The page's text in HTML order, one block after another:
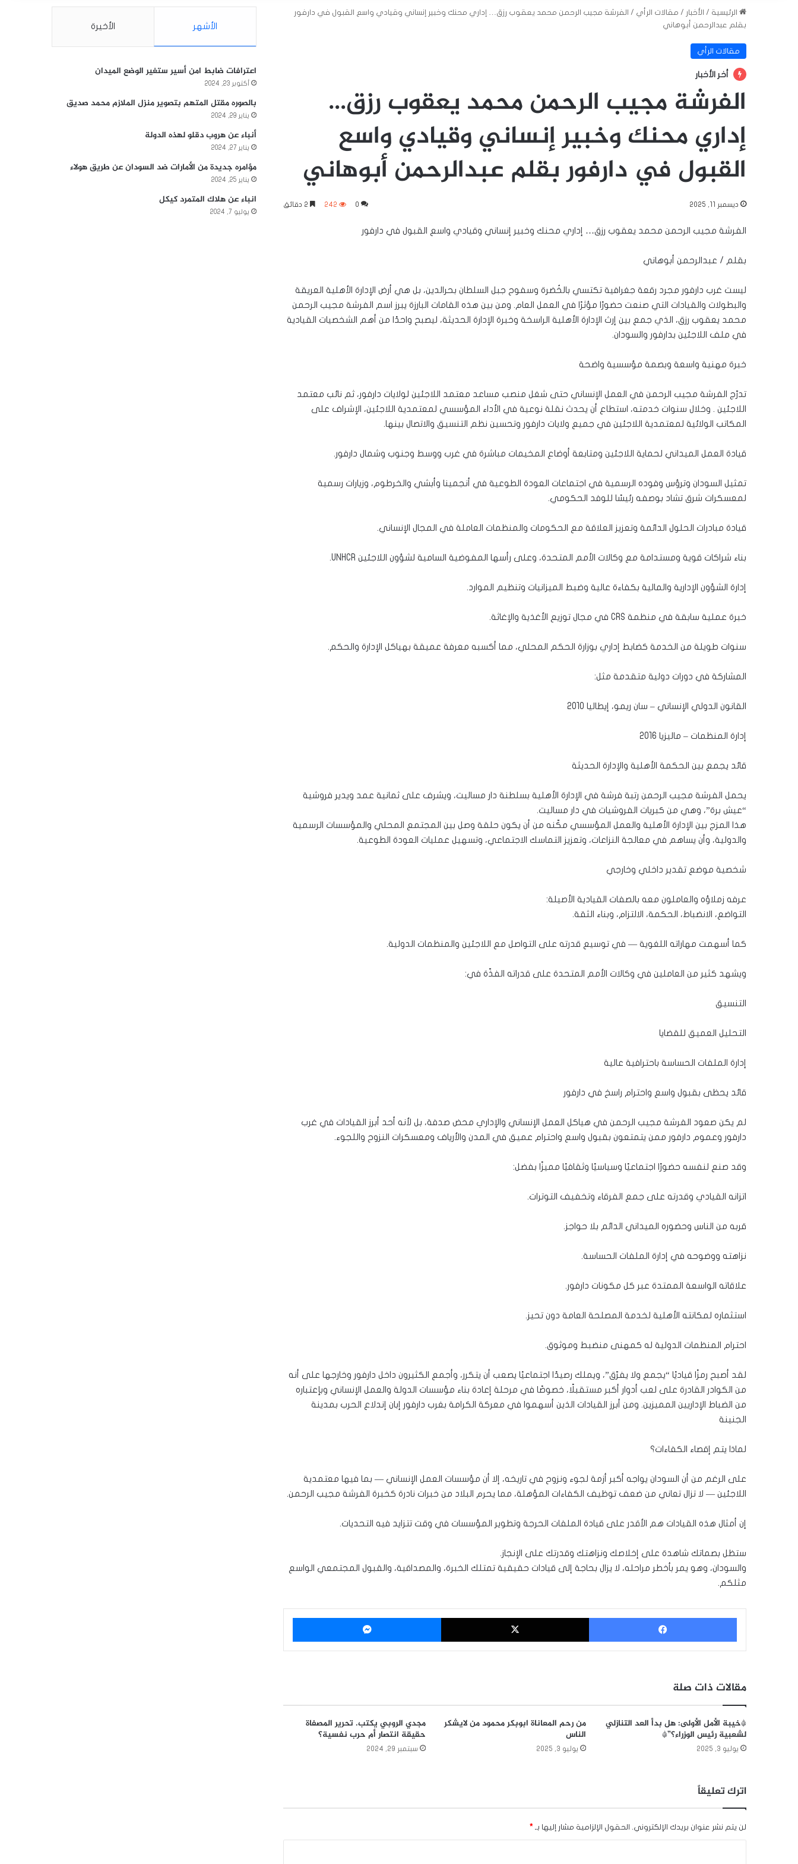
الرئيسية / الأخبار / مقالات الرأي / الفرشة مجيب الرحمن محمد يعقوب رزق… إداري محنك وخبير إنساني وقيادي واسع القبول في دارفور
بقلم عبدالرحمن أبوهاني
مقالات الرأي
أخر الأخبار
الفرشة مجيب الرحمن محمد يعقوب رزق…
إداري محنك وخبير إنساني وقيادي واسع
القبول في دارفور بقلم عبدالرحمن أبوهاني
ديسمبر 11, 2025 0
242
الفرشة مجيب الرحمن محمد يعقوب رزق… إداري محنك وخبير إنساني وقيادي واسع القبول في دارفور
بقلم / عبدالرحمن أبوهاني
ليست غرب دارفور مجرد رقعة جغرافية تكتسي بالخُضرة وسفوح جبل السلطان بحرالدين، بل هي أرض الإدارة الأهلية العريقة
والبطولات والقيادات التي صنعت حضورًا مؤثرًا في العمل العام. ومن بين هذه القامات البارزة يبرز اسم الفرشة مجيب الرحمن
محمد يعقوب رزق، الذي جمع بين إرث الإدارة الأهلية الراسخة وخبرة الإدارة الحديثة، ليصبح واحدًا من أهم الشخصيات القيادية
في ملف اللاجئين بدارفور والسودان.
خبرة مهنية واسعة وبصمة مؤسسية واضحة
تدرّج الفرشة مجيب الرحمن في العمل الإنساني حتى شغل منصب مساعد معتمد اللاجئين لولايات دارفور، ثم نائب معتمد
اللاجئين . وخلال سنوات خدمته، استطاع أن يحدث نقلة نوعية في الأداء المؤسسي لمعتمدية اللاجئين، الإشراف على
المكاتب الولائية لمعتمدية اللاجئين في جميع ولايات دارفور وتحسين نظم التنسيق والاتصال بينها.
قيادة العمل الميداني لحماية اللاجئين ومتابعة أوضاع المخيمات مباشرة في غرب ووسط وجنوب وشمال دارفور.
تمثيل السودان وترؤس وفوده الرسمية في اجتماعات العودة الطوعية في أنجمينا وأبشي والخرطوم، وزيارات رسمية
لمعسكرات شرق تشاد بوصفه رئيسًا للوفد الحكومي.
قيادة مبادرات الحلول الدائمة وتعزيز العلاقة مع الحكومات والمنظمات العاملة في المجال الإنساني.
بناء شراكات قوية ومستدامة مع وكالات الأمم المتحدة، وعلى رأسها المفوضية السامية لشؤون اللاجئين UNHCR.
إدارة الشؤون الإدارية والمالية بكفاءة عالية وضبط الميزانيات وتنظيم الموارد.
خبرة عملية سابقة في منظمة CRS في مجال توزيع الأغذية والإغاثة.
سنوات طويلة من الخدمة كضابط إداري بوزارة الحكم المحلي، مما أكسبه معرفة عميقة بهياكل الإدارة والحكم.
المشاركة في دورات دولية متقدمة مثل:
القانون الدولي الإنساني – سان ريمو، إيطاليا 2010
إدارة المنظمات – ماليزيا 2016
قائد يجمع بين الحكمة الأهلية والإدارة الحديثة
يحمل الفرشة مجيب الرحمن رتبة فرشة في الإدارة الأهلية بسلطنة دار مساليت، ويشرف على ثمانية عمد ويدير فروشية
“عيش برة”، وهي من كبريات الفروشيات في دار مساليت.
هذا المزج بين الإدارة الأهلية والعمل المؤسسي مكّنه من أن يكون حلقة وصل بين المجتمع المحلي والمؤسسات الرسمية
والدولية، وأن يساهم في معالجة النزاعات، وتعزيز التماسك الاجتماعي، وتسهيل عمليات العودة الطوعية.
شخصية موضع تقدير داخلي وخارجي
عرفه زملاؤه والعاملون معه بالصفات القيادية الأصيلة:
التواضع، الانضباط، الحكمة، الالتزام، وبناء الثقة.
كما أسهمت مهاراته اللغوية — في توسيع قدرته على التواصل مع اللاجئين والمنظمات الدولية.
ويشهد كثير من العاملين في وكالات الأمم المتحدة على قدراته الفذّة في:
التنسيق
التحليل العميق للقضايا
إدارة الملفات الحساسة باحترافية عالية
قائد يحظى بقبول واسع واحترام راسخ في دارفور
لم يكن صعود الفرشة مجيب الرحمن في هياكل العمل الإنساني والإداري محض صدفة، بل لأنه أحد أبرز القيادات في غرب
دارفور وعموم دارفور ممن يتمتعون بقبول واسع واحترام عميق في المدن والأرياف ومعسكرات النزوح واللجوء.
وقد صنع لنفسه حضورًا اجتماعيًا وسياسيًا وثقافيًا مميزًا بفضل:
اتزانه القيادي وقدرته على جمع الفرقاء وتخفيف التوترات.
قربه من الناس وحضوره الميداني الدائم بلا حواجز.
نزاهته ووضوحه في إدارة الملفات الحساسة.
علاقاته الواسعة الممتدة عبر كل مكونات دارفور.
استثماره لمكانته الأهلية لخدمة المصلحة العامة دون تحيز.
احترام المنظمات الدولية له كمهنى منضبط وموثوق.
لقد أصبح رمزًا قياديًا “يجمع ولا يفرّق”، ويملك رصيدًا اجتماعيًا يصعب أن يتكرر، وأجمع الكثيرون داخل دارفور وخارجها على أنه
من الكوادر القادرة على لعب أدوار أكبر مستقبلًا، خصوصًا في مرحلة إعادة بناء مؤسسات الدولة والعمل الإنساني وبإعتباره
من الضباط الإداريين المميزين. ومن أبرز القيادات الذين أسهموا في معركة الكرامة بغرب دارفور إبان إندلاع الحرب بمدينة
الجنينة
لماذا يتم إقصاء الكفاءات؟
على الرغم من أن السودان يواجه أكبر أزمة لجوء ونزوح في تاريخه، إلا أن مؤسسات العمل الإنساني — بما فيها معتمدية
اللاجئين — لا تزال تعاني من ضعف توظيف الكفاءات المؤهلة، مما يحرم البلاد من خبرات نادرة كخبرة الفرشة مجيب الرحمن.
إن أمثال هذه القيادات هم الأقدر على قيادة الملفات الحرجة وتطوير المؤسسات في وقت تتزايد فيه التحديات.
ستظل بصماتك شاهدة على إخلاصك ونزاهتك وقدرتك على الإنجاز.
والسودان، وهو يمر بأخطر مراحله، لا يزال بحاجة إلى قيادات حقيقية تمتلك الخبرة، والمصداقية، والقبول المجتمعي الواسع
مثلكم.
فيسبوك ‫X
مقالات ذات صلة
*خيبة الأمل الأولى: هل بدأ العد التنازلي
لشعبية رئيس الوزراء؟”*
يوليو 3, 2025
من رحم المعاناة ابوبكر محمود من لايشكر
الناس
يوليو 3, 2025
مجدي الروبي يكتب. تحرير المصفاة
حقيقة انتصار أم حرب نفسية؟
سبتمبر 29, 2024
اترك تعليقاً
لن يتم نشر عنوان بريدك الإلكتروني. الحقول الإلزامية مشار إليها بـ *
الأشهر الأخيرة
اعترافات ضابط امن أسير ستغير الوضع الميدان
أكتوبر 23, 2024
بالصوره مقتل المتهم بتصوير منزل الملازم محمد صديق
يناير 29, 2024
أنباء عن هروب دقلو لهذه الدولة
يناير 27, 2024
مؤامره جديدة من الأمارات ضد السودان عن طريق هولاء
يناير 25, 2024
انباء عن هلاك المتمرد كيكل
يوليو 7, 2024